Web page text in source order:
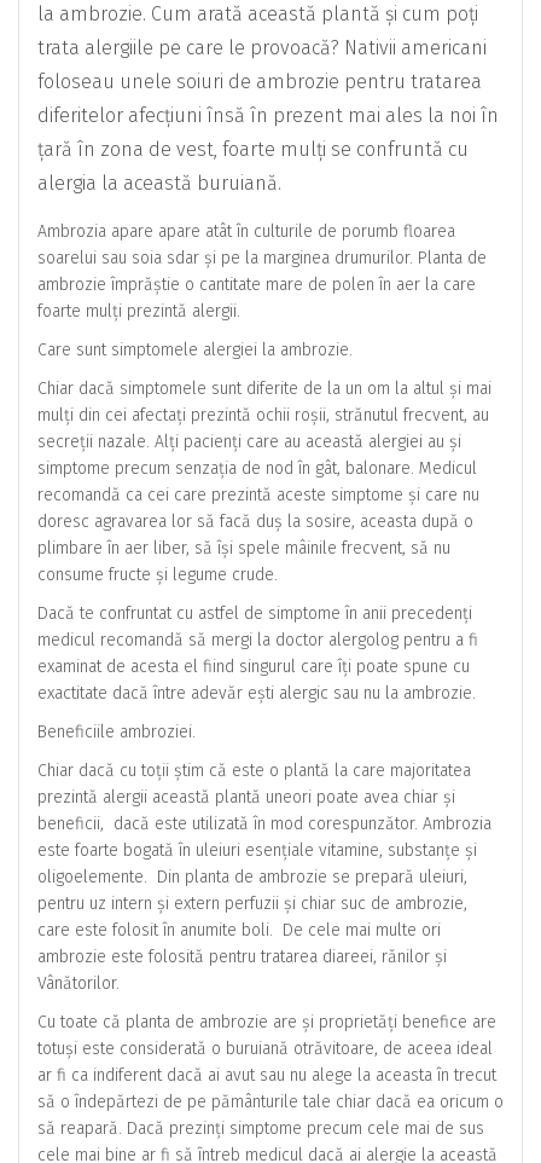
la ambrozie. Cum arată această plantă și cum poți
trata alergiile pe care le provoacă? Nativii americani
foloseau unele soiuri de ambrozie pentru tratarea
diferitelor afecțiuni însă în prezent mai ales la noi în
țară în zona de vest, foarte mulți se confruntă cu
alergia la această buruiană.
Ambrozia apare apare atât în culturile de porumb floarea
soarelui sau soia sdar și pe la marginea drumurilor. Planta de
ambrozie împrăștie o cantitate mare de polen în aer la care
foarte mulți prezintă alergii.
Care sunt simptomele alergiei la ambrozie.
Chiar dacă simptomele sunt diferite de la un om la altul și mai
mulți din cei afectați prezintă ochii roșii, strănutul frecvent, au
secreții nazale. Alți pacienți care au această alergiei au și
simptome precum senzația de nod în gât, balonare. Medicul
recomandă ca cei care prezintă aceste simptome și care nu
doresc agravarea lor să facă duș la sosire, aceasta după o
plimbare în aer liber, să își spele mâinile frecvent, să nu
consume fructe și legume crude.
Dacă te confruntat cu astfel de simptome în anii precedenți
medicul recomandă să mergi la doctor alergolog pentru a fi
examinat de acesta el fiind singurul care îți poate spune cu
exactitate dacă între adevăr ești alergic sau nu la ambrozie.
Beneficiile ambroziei.
Chiar dacă cu toții știm că este o plantă la care majoritatea
prezintă alergii această plantă uneori poate avea chiar și
beneficii, dacă este utilizată în mod corespunzător. Ambrozia
este foarte bogată în uleiuri esențiale vitamine, substanțe și
oligoelemente. Din planta de ambrozie se prepară uleiuri,
pentru uz intern și extern perfuzii și chiar suc de ambrozie,
care este folosit în anumite boli. De cele mai multe ori
ambrozie este folosită pentru tratarea diareei, rănilor și
Vânătorilor.
Cu toate că planta de ambrozie are și proprietăți benefice are
totuși este considerată o buruiană otrăvitoare, de aceea ideal
ar fi ca indiferent dacă ai avut sau nu alege la aceasta în trecut
să o îndepărtezi de pe pământurile tale chiar dacă ea oricum o
să reapară. Dacă prezinți simptome precum cele mai de sus
cele mai bine ar fi să întreb medicul dacă ai alergie la această